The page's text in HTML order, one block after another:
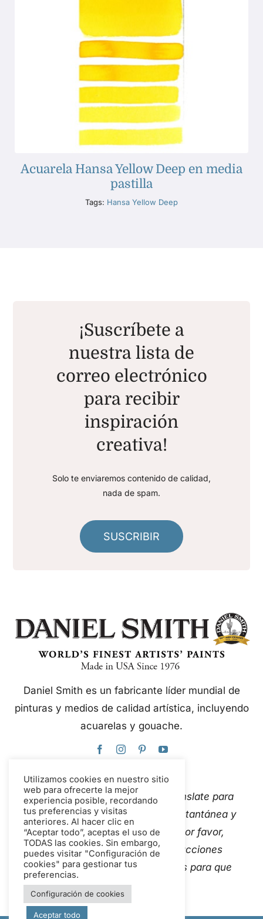
Acuarela Hansa Yellow Deep en media
pastilla
Tags: Hansa Yellow Deep
¡Suscríbete a
nuestra lista de
correo electrónico
para recibir
inspiración
creativa!
Solo te enviaremos contenido de calidad,
nada de spam.
SUSCRIBIR
Daniel Smith es un fabricante líder mundial de
pinturas y medios de calidad artística, incluyendo
acuarelas y gouache.
Este sitio web utiliza Google Translate para
traducir el contenido de forma instantánea y
automática a varios idiomas. Por favor,
ContáctanosSi detectas traducciones
automáticas inexactas, avísanos para que
podamos corregirlas.
Utilizamos cookies en nuestro sitio
web para ofrecerte la mejor
experiencia posible, recordando
tus preferencias y visitas
anteriores. Al hacer clic en
“Aceptar todo”, aceptas el uso de
TODAS las cookies. Sin embargo,
puedes visitar "Configuración de
cookies" para gestionar tus
preferencias.
Configuración de cookies
Aceptar todo